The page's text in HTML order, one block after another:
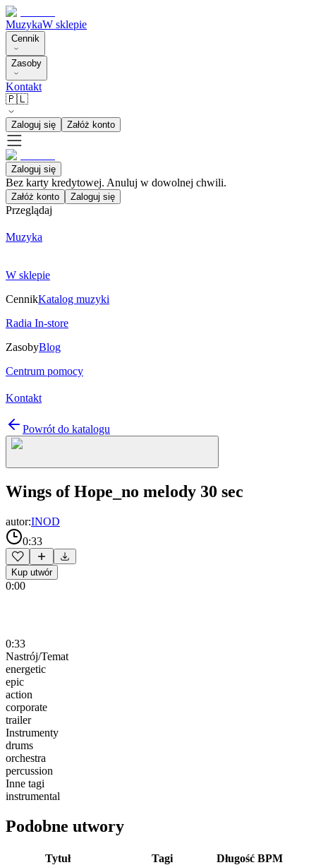
MuzykaW sklepie
Cennik
Zasoby
Kontakt
🇵🇱
Zaloguj się Załóż konto
Zaloguj się
Bez karty kredytowej. Anuluj w dowolnej chwili.
Załóż konto Zaloguj się
Przeglądaj
Muzyka
W sklepie
CennikKatalog muzyki
Radia In-store
ZasobyBlog
Centrum pomocy
Kontakt
Powrót do katalogu
Wings of Hope_no melody 30 sec
autor:INOD
0:33
Kup utwór
0:00
0:33
Nastrój/Temat
energetic
epic
action
corporate
trailer
Instrumenty
drums
orchestra
percussion
Inne tagi
instrumental
Podobne utwory
Tytuł Tagi Długość BPM